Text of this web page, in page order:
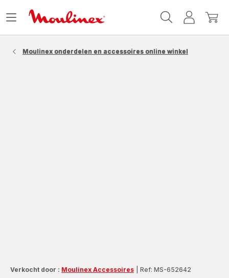
MijnMijn
Menu
Moulinex onderdelen en accessoires online winkel
Verkocht door : Moulinex Accessoires Ref: MS-652642